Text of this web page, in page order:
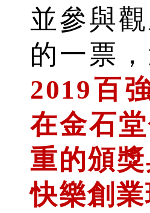
並參與
的一票
2019百
在金石
重的頒
快樂創